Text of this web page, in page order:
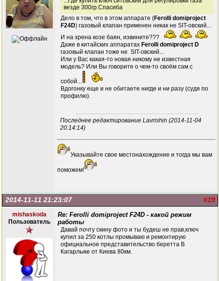
везде 300гр.Спасиба
Дело в том, что в этом аппарате (Ferolli domiproject
F24D) газовый клапан применен никак не SIT-овский...
И на хрена козе баян, извините???
Даже в китайских аппаратах Ferolli domiproject D
газовый клапан тоже не SIT-овский...
Или у Вас какая-то новая никому не известная
модель? Или Вы говорите о чем-то своём сам с
собой...
Вдогонку еще и не обитаете нигде и ни разу (судя по
профилю).
Последнее редактирование Lavrishin (2014-11-04
20:14:14)
Указывайте свое местонахождение и тогда мы вам
поможем!
#19
2014-11-11 21:23:07
mishaskoda
Пользователь
Re: Ferolli domiproject F24D - какой режим
работы
Давай почту скину фото и ты будеш не прав,ключ
купил за 250 котлы промываю и ремонтирую
официальное представительство беретта В
Кагарлыке от Киева 80км.